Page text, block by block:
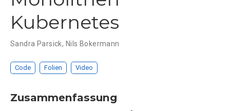
Kubernetes
Sandra Parsick, Nils Bokermann
Code Folien Video
Zusammenfassung